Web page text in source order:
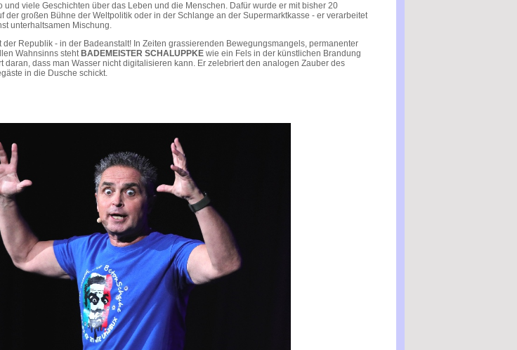
und viele Geschichten über das Leben und die Menschen. Dafür wurde er mit bisher 20
der großen Bühne der Weltpolitik oder in der Schlange an der Supermarktkasse - er verarbeitet
unterhaltsamen Mischung.
Republik - in der Badeanstalt! In Zeiten grassierenden Bewegungsmangels, permanenter
Wahnsinns steht BADEMEISTER SCHALUPPKEwie ein Fels in der künstlichen Brandung
daran, dass man Wasser nicht digitalisieren kann. Er zelebriert den analogen Zauber des
in die Dusche schickt.